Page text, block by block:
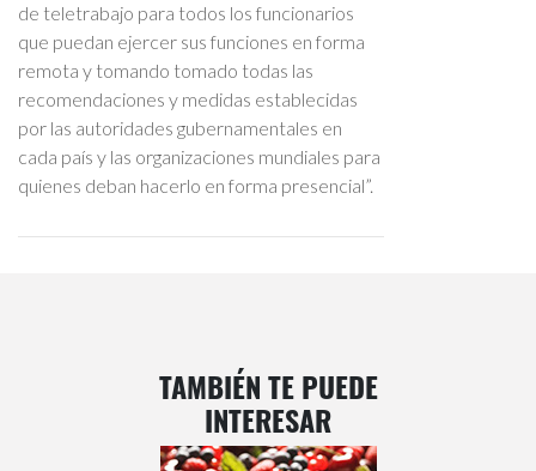
de teletrabajo para todos los funcionarios
que puedan ejercer sus funciones en forma
remota y tomando tomado todas las
recomendaciones y medidas establecidas
por las autoridades gubernamentales en
cada país y las organizaciones mundiales para
quienes deban hacerlo en forma presencial”.
TAMBIÉN TE PUEDE
INTERESAR